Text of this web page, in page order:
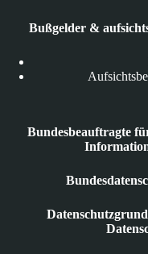
Bußgelder &
Bundesbeauftragte